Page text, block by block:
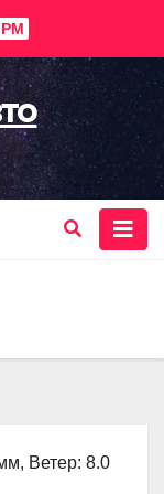
Ветер: 8.0